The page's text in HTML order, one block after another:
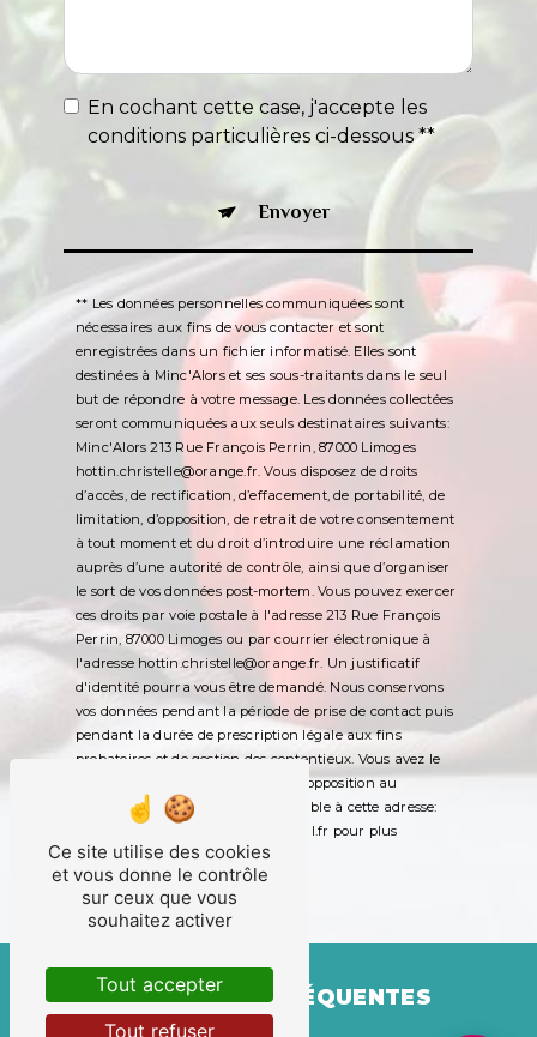
En cochant cette case, j'accepte les
conditions particulières ci-dessous **
Envoyer
** Les données personnelles communiquées sont
nécessaires aux fins de vous contacter et sont
enregistrées dans un fichier informatisé. Elles sont
destinées à Minc'Alors et ses sous-traitants dans le seul
but de répondre à votre message. Les données collectées
seront communiquées aux seuls destinataires suivants:
Minc'Alors 213 Rue François Perrin, 87000 Limoges
hottin.christelle@orange.fr. Vous disposez de droits
d’accès, de rectification, d’effacement, de portabilité, de
limitation, d’opposition, de retrait de votre consentement
à tout moment et du droit d’introduire une réclamation
auprès d’une autorité de contrôle, ainsi que d’organiser
le sort de vos données post-mortem. Vous pouvez exercer
ces droits par voie postale à l'adresse 213 Rue François
Perrin, 87000 Limoges ou par courrier électronique à
l'adresse hottin.christelle@orange.fr. Un justificatif
d'identité pourra vous être demandé. Nous conservons
vos données pendant la période de prise de contact puis
pendant la durée de prescription légale aux fins
probatoires et de gestion des contentieux. Vous avez le
droit de vous inscrire sur la liste d'opposition au
démarchage téléphonique, disponible à cette adresse:
. Consultez le site cnil.fr pour plus
d’informations sur vos droits.
RECHERCHES FRÉQUENTES
Ce site utilise des cookies
et vous donne le contrôle
sur ceux que vous
souhaitez activer
Tout accepter
Tout refuser